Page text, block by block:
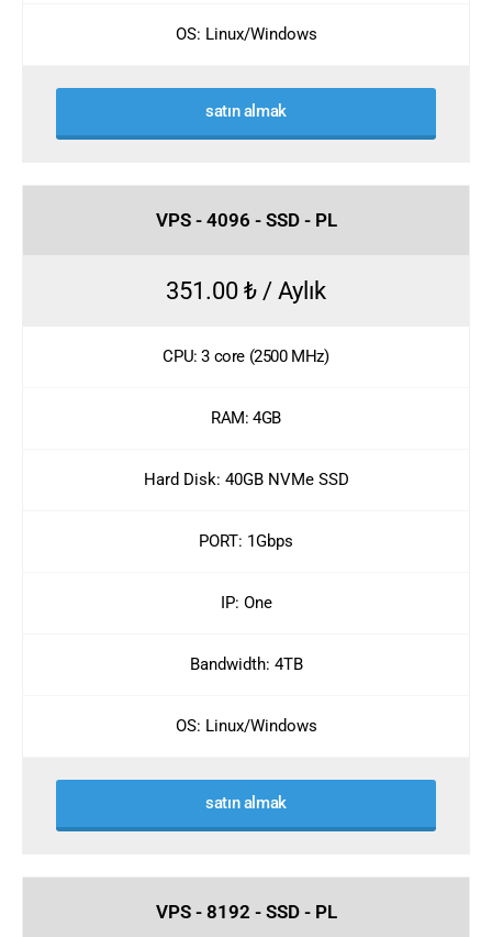
OS: Linux/Windows
satın almak
VPS - 4096 - SSD - PL
351.00 ₺ / Aylık
CPU: 3 core (2500 MHz)
RAM: 4GB
Hard Disk: 40GB NVMe SSD
PORT: 1Gbps
IP: One
Bandwidth: 4TB
OS: Linux/Windows
satın almak
VPS - 8192 - SSD - PL